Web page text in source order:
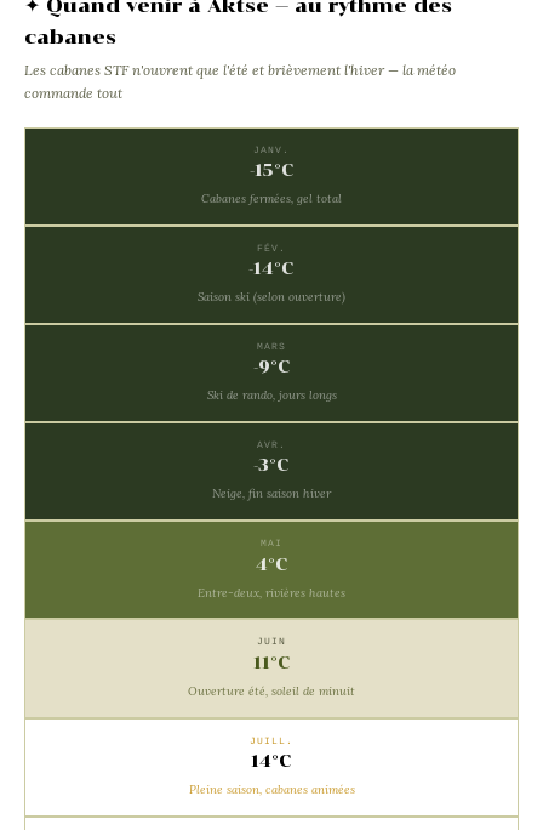
✦ Quand venir à Aktse — au rythme des
cabanes
Les cabanes STF n'ouvrent que l'été et brièvement l'hiver — la météo
commande tout
JANV.
-15°C
Cabanes fermées, gel total
FÉV.
-14°C
Saison ski (selon ouverture)
MARS
-9°C
Ski de rando, jours longs
AVR.
-3°C
Neige, fin saison hiver
MAI
4°C
Entre-deux, rivières hautes
JUIN
11°C
Ouverture été, soleil de minuit
JUILL.
14°C
Pleine saison, cabanes animées